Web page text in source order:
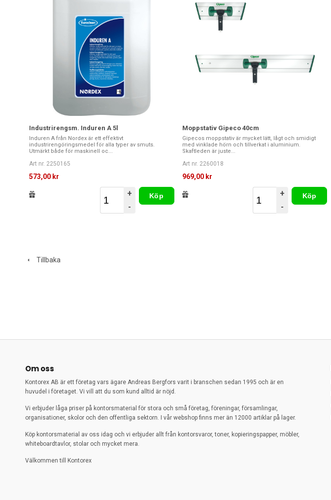
Industrirengsm. Induren A 5l
Induren A från Nordex är ett effektivt
industrirengöringsmedel för alla typer av smuts.
Utmärkt både för maskinell oc...
Art nr. 2250165
573,00 kr
+
-
Köp
Moppstativ Gipeco 40cm
Gipecos moppstativ är mycket lätt, lågt och smidigt
med vinklade hörn och tillverkat i aluminium.
Skaftleden är juste...
Art nr. 2260018
969,00 kr
+
-
Köp
Tillbaka
Om oss
Kontorex AB är ett företag vars ägare Andreas Bergfors varit i branschen sedan 1995 och är en
huvudel i företaget. Vi vill att du som kund alltid är nöjd.
Vi erbjuder låga priser på kontorsmaterial för stora och små företag, föreningar, församlingar,
organisationer, skolor och den offentliga sektorn. I vår webshop finns mer än 12000 artiklar på lager.
Köp kontorsmaterial av oss idag och vi erbjuder allt från kontorsvaror, toner, kopieringspapper, möbler,
whiteboardtavlor, stolar och mycket mera.
Välkommen till Kontorex